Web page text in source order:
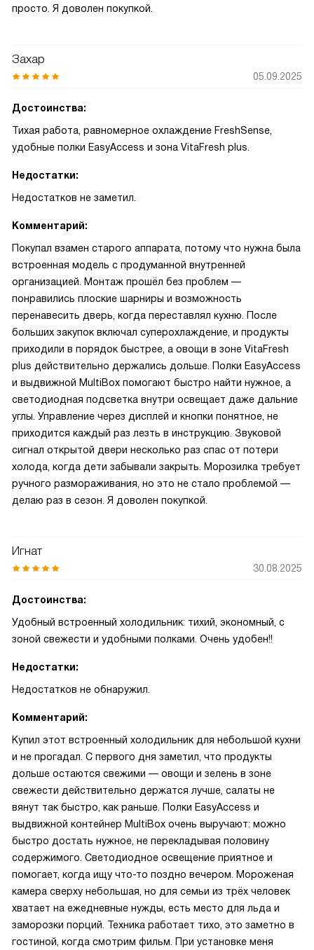
просто. Я доволен покупкой.
Захар
05.09.2025
Достоинства:
Тихая работа, равномерное охлаждение FreshSense,
удобные полки EasyAccess и зона VitaFresh plus.
Недостатки:
Недостатков не заметил.
Комментарий:
Покупал взамен старого аппарата, потому что нужна была
встроенная модель с продуманной внутренней
организацией. Монтаж прошёл без проблем —
понравились плоские шарниры и возможность
перенавесить дверь, когда переставлял кухню. После
больших закупок включал суперохлаждение, и продукты
приходили в порядок быстрее, а овощи в зоне VitaFresh
plus действительно держались дольше. Полки EasyAccess
и выдвижной MultiBox помогают быстро найти нужное, а
светодиодная подсветка внутри освещает даже дальние
углы. Управление через дисплей и кнопки понятное, не
приходится каждый раз лезть в инструкцию. Звуковой
сигнал открытой двери несколько раз спас от потери
холода, когда дети забывали закрыть. Морозилка требует
ручного размораживания, но это не стало проблемой —
делаю раз в сезон. Я доволен покупкой.
Игнат
30.08.2025
Достоинства:
Удобный встроенный холодильник: тихий, экономный, с
зоной свежести и удобными полками. Очень удобен!!
Недостатки:
Недостатков не обнаружил.
Комментарий:
Купил этот встроенный холодильник для небольшой кухни
и не прогадал. С первого дня заметил, что продукты
дольше остаются свежими — овощи и зелень в зоне
свежести действительно держатся лучше, салаты не
вянут так быстро, как раньше. Полки EasyAccess и
выдвижной контейнер MultiBox очень выручают: можно
быстро достать нужное, не перекладывая половину
содержимого. Светодиодное освещение приятное и
помогает, когда ищу что-то поздно вечером. Мороженая
камера сверху небольшая, но для семьи из трёх человек
хватает на ежедневные нужды, есть место для льда и
заморозки порций. Техника работает тихо, это заметно в
гостиной, когда смотрим фильм. При установке меня